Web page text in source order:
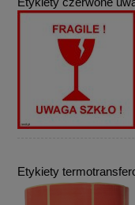
Etykiety